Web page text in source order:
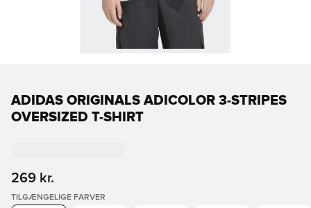
ADIDAS ORIGINALS ADICOLOR 3-STRIPES
OVERSIZED T-SHIRT
269 kr.
TILGÆNGELIGE FARVER